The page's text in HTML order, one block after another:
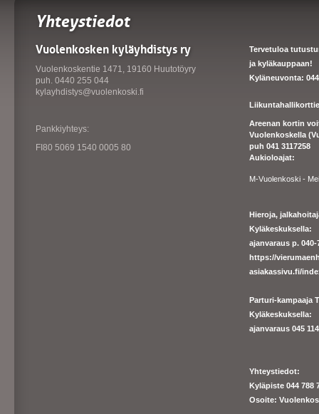
Yhteystiedot
Vuolenkosken kyläyhdistys ry
Vuolenkoskentie 1471, 19160 Huutotöyry
puh. 0440 255 044
kylayhdistys@vuolenkoski.fi
Pankkiyhteys:
FI80 5069 1540 0005 80
Tervetuloa
ja kyläkauppaan!
Kyläneuvonta: 044
Areenan kortin
Vuolenkoskella
puh 041 3117258
Aukioloajat:
M-Vuolenkoski -
Hieroja,
Kyläkeskuksella:
ajanvaraus p.
https://
asiakassivu.fi/
Parturi-kampaaja
Kyläkeskuksella:
ajanvaraus 045
Yhteystiedot:
Kyläpiste 044 788
Osoite: